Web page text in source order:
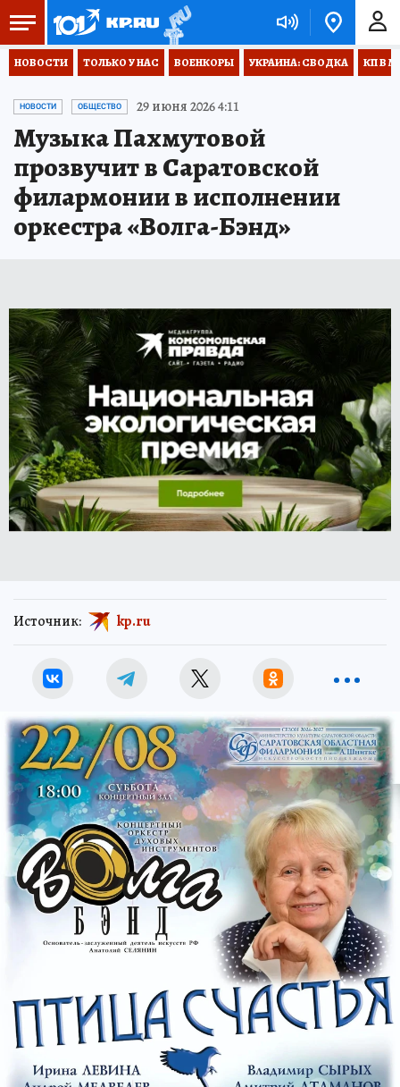
НОВОСТИ ТОЛЬКО У НАС ВОЕНКОРЫ УКРАИНА: СВОДКА КП В
НОВОСТИ ОБЩЕСТВО 29 июня 2026 4:11
Музыка Пахмутовой
прозвучит в Саратовской
филармонии в исполнении
оркестра «Волга-Бэнд»
Источник: kp.ru